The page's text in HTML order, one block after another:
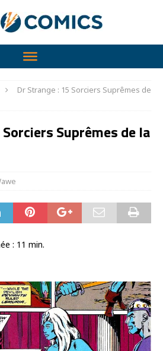
Dr Strange : 15 Sorciers Suprêmes de
Suprêmes de la
: 11 min.